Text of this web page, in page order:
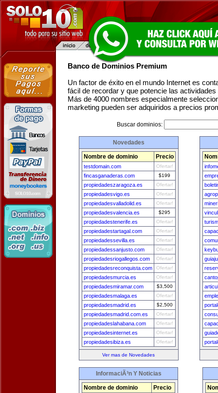
Banco de Dominios Premium
Un factor de éxito en el mundo Internet es
fácil de recordar y que potencie las
Más de 4000 nombres especialmente
marketing pueden ser adquiridos a precios
Buscar dominios:
Novedades
Nombre de dominio Precio
testdomain.com Ofertar!
fincasganaderas.com $199
propiedadeszaragoza.es Ofertar!
propiedadesvigo.es Ofertar!
propiedadesvalladolid.es Ofertar!
propiedadesvalencia.es $295
propiedadestenerife.es Ofertar!
propiedadestartagal.com Ofertar!
propiedadessevilla.es Ofertar!
propiedadessanjusto.com Ofertar!
propiedadesriogallegos.com Ofertar!
propiedadesreconquista.com Ofertar!
propiedadesmurcia.es Ofertar!
propiedadesmiramar.com $3,500
propiedadesmalaga.es Ofertar!
propiedadesmadrid.es $2,500
propiedadesmadrid.com.es Ofertar!
propiedadeslahabana.com Ofertar!
propiedadesinternet.es Ofertar!
propiedadesibiza.es Ofertar!
Ver mas de Novedades
InformaciÃ³n Y Noticias
Nombre de dominio Precio